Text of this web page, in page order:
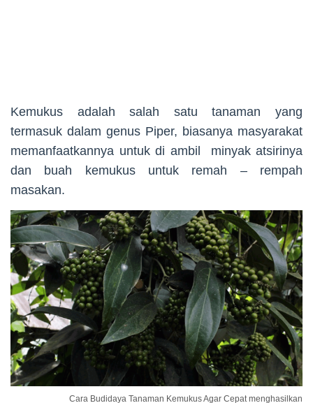
Kemukus adalah salah satu tanaman yang
termasuk dalam genus Piper, biasanya masyarakat
memanfaatkannya untuk di ambil minyak atsirinya
dan buah kemukus untuk remah – rempah
masakan.
Cara Budidaya Tanaman Kemukus Agar Cepat menghasilkan